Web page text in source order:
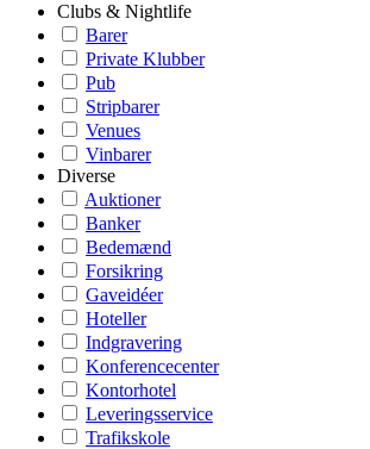
Clubs & Nightlife
Barer
Private Klubber
Pub
Stripbarer
Venues
Vinbarer
Diverse
Auktioner
Banker
Bedemænd
Forsikring
Gaveidéer
Hoteller
Indgravering
Konferencecenter
Kontorhotel
Leveringsservice
Trafikskole